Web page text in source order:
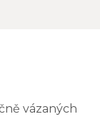
vázaných